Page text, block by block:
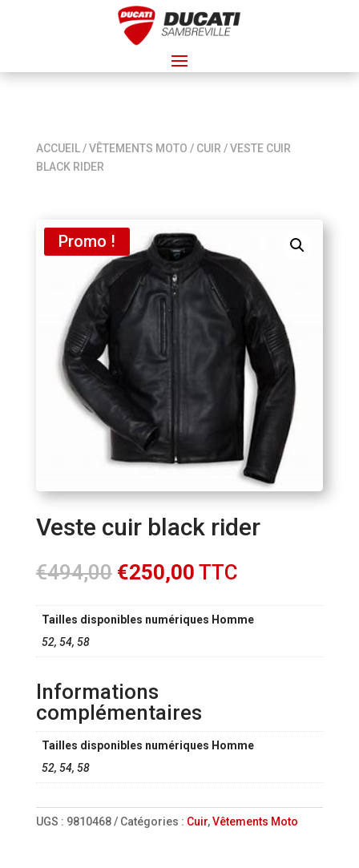
ACCUEIL/VÊTEMENTS MOTO / CUIR / VESTE CUIR
BLACK RIDER
Promo !
Veste cuir black rider
€494,00 Le
initial
était :
€250,00Le
actuel
est :
TTC
Tailles disponibles numériques Homme
52, 54, 58
Informations
complémentaires
Tailles disponibles numériques Homme
52, 54, 58
UGS : 9810468 Catégories : Cuir,Vêtements Moto